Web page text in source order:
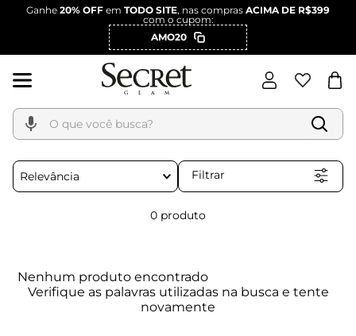
Ganhe 20% OFF em TODO SITE, nas compras ACIMA DE R$399
com o cupom:
AMO20
O que você busca?
Relevância Filtrar
0 produto
Nenhum produto encontrado